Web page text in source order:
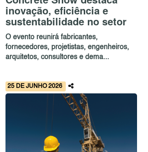
inovação, eficiência e
sustentabilidade no setor
O evento reunirá fabricantes,
fornecedores, projetistas, engenheiros,
arquitetos, consultores e dema...
25 DE JUNHO 2026